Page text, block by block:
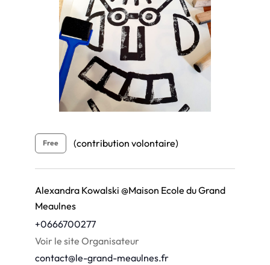
Free (contribution volontaire)
Alexandra Kowalski @Maison Ecole du Grand
Meaulnes
+0666700277
Voir le site Organisateur
contact@le-grand-meaulnes.fr